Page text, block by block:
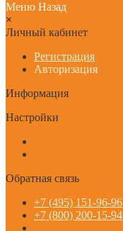
Меню Назад
×
Личный кабинет
Регистрация
Авторизация
Информация
Настройки
Обратная связь
+7 (495) 151-96-96
+7 (800) 200-15-94